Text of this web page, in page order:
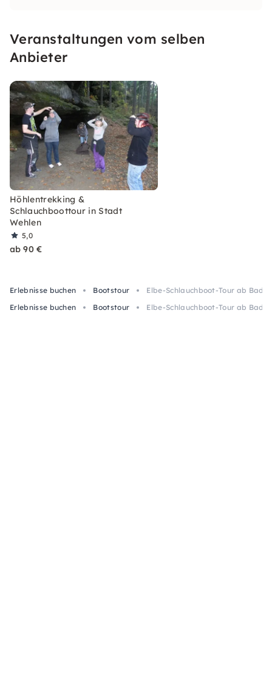
Veranstaltungen vom selben
Anbieter
Höhlentrekking &
Schlauchboottour in Stadt
Wehlen
5,0
ab 90 €
Erlebnisse buchen Bootstour
Elbe-Schlauchboot-Tour ab Bad
Erlebnisse buchen
Bootstour Elbe-Schlauchboot-Tour ab Bad